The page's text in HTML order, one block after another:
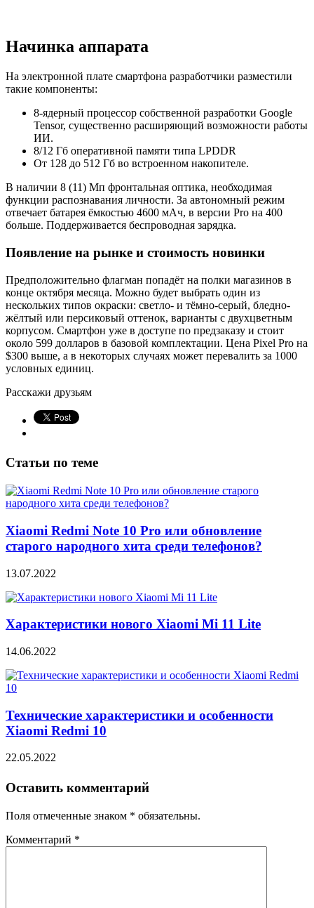
Начинка аппарата
На электронной плате смартфона разработчики разместили
такие компоненты:
8-ядерный процессор собственной разработки Google
Tensor, существенно расширяющий возможности работы
ИИ.
8/12 Гб оперативной памяти типа LPDDR
От 128 до 512 Гб во встроенном накопителе.
В наличии 8 (11) Мп фронтальная оптика, необходимая
функции распознавания личности. За автономный режим
отвечает батарея ёмкостью 4600 мАч, в версии Pro на 400
больше. Поддерживается беспроводная зарядка.
Появление на рынке и стоимость новинки
Предположительно флагман попадёт на полки магазинов в
конце октября месяца. Можно будет выбрать один из
нескольких типов окраски: светло- и тёмно-серый, бледно-
жёлтый или персиковый оттенок, варианты с двухцветным
корпусом. Смартфон уже в доступе по предзаказу и стоит
около 599 долларов в базовой комплектации. Цена Pixel Pro на
$300 выше, а в некоторых случаях может перевалить за 1000
условных единиц.
Расскажи друзьям
Статьи по теме
Xiaomi Redmi Note 10 Pro или обновление
старого народного хита среди телефонов?
13.07.2022
Характеристики нового Xiaomi Mi 11 Lite
14.06.2022
Технические характеристики и особенности
Xiaomi Redmi 10
22.05.2022
Оставить комментарий
Поля отмеченные знаком * обязательны.
Комментарий *